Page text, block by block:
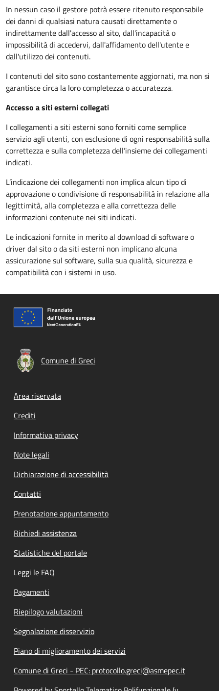
In nessun caso il gestore potrà essere ritenuto responsabile
dei danni di qualsiasi natura causati direttamente o
indirettamente dall'accesso al sito, dall'incapacità o
impossibilità di accedervi, dall'affidamento dell'utente e
dall'utilizzo dei contenuti.
I contenuti del sito sono costantemente aggiornati, ma non si
garantisce circa la loro completezza o accuratezza.
Accesso a siti esterni collegati
I collegamenti a siti esterni sono forniti come semplice
servizio agli utenti, con esclusione di ogni responsabilità sulla
correttezza e sulla completezza dell’insieme dei collegamenti
indicati.
L’indicazione dei collegamenti non implica alcun tipo di
approvazione o condivisione di responsabilità in relazione alla
legittimità, alla completezza e alla correttezza delle
informazioni contenute nei siti indicati.
Le indicazioni fornite in merito al download di software o
driver dal sito o da siti esterni non implicano alcuna
assicurazione sul software, sulla sua qualità, sicurezza e
compatibilità con i sistemi in uso.
Comune di Greci
Footer menu
Area riservata
Crediti
Informativa privacy
Note legali
Dichiarazione di accessibilità
Contatti
Prenotazione appuntamento
Richiedi assistenza
Statistiche del portale
Leggi le FAQ
Pagamenti
Riepilogo valutazioni
Segnalazione disservizio
Piano di miglioramento dei servizi
Comune di Greci - PEC: protocollo.greci@asmepec.it